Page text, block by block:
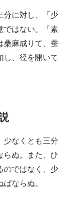
分に対し、「少
ではない。「素
桑麻成りて、蚕
し、径を開いて
少なくとも三分
らぬ。また、ひ
のではなく、少
ならぬ。